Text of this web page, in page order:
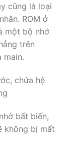
cũng là loại
ROM ở
một bộ nhớ
trên
main.
chứa hệ
bất biến,
không bị mất